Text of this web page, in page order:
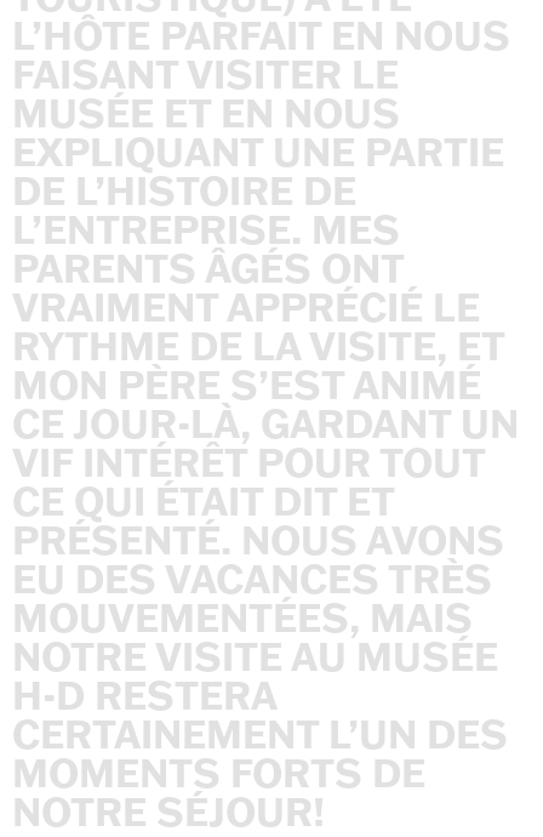
L’HÔTE PARFAIT EN NOUS
FAISANTVISITER LE
MUSÉE ET EN NOUS
EXPLIQUANT UNE PARTIE
DE L’HISTOIRE DE
L’ENTREPRISE. MES
PARENTS ÂGÉS ONT
VRAIMENTAPPRÉCIÉ LE
RYTHME DE LAVISITE, ET
MON PÈRE S’ESTANIMÉ
CE JOUR-LÀ, GARDANT UN
VIF INTÉRÊT POUR TOUT
CE QUI ÉTAIT DIT ET
PRÉSENTÉ. NOUS AVONS
EU DES VACANCES TRÈS
MOUVEMENTÉES, MAIS
NOTRE VISITE AU MUSÉE
H-D RESTERA
CERTAINEMENT L’UN DES
MOMENTS FORTS DE
NOTRE SÉJOUR!